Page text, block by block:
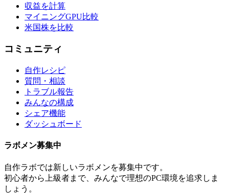
収益を計算
マイニングGPU比較
米国株を比較
コミュニティ
自作レシピ
質問・相談
トラブル報告
みんなの構成
シェア機能
ダッシュボード
ラボメン募集中
自作ラボでは新しいラボメンを募集中です。
初心者から上級者まで、みんなで理想のPC環境を追求しま
しょう。